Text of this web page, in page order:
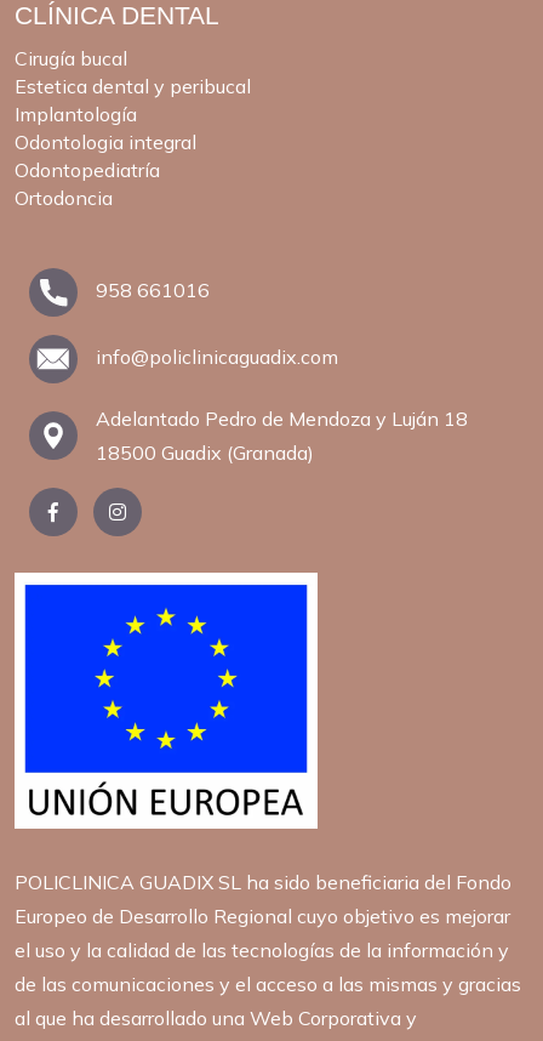
CLÍNICA DENTAL
Cirugía bucal
Estetica dental y peribucal
Implantología
Odontologia integral
Odontopediatría
Ortodoncia
958 661016
info@policlinicaguadix.com
Adelantado Pedro de Mendoza y Luján 18
18500 Guadix (Granada)
POLICLINICA GUADIX SL ha sido beneficiaria del Fondo
Europeo de Desarrollo Regional cuyo objetivo es mejorar
el uso y la calidad de las tecnologías de la información y
de las comunicaciones y el acceso a las mismas y gracias
al que ha desarrollado una Web Corporativa y